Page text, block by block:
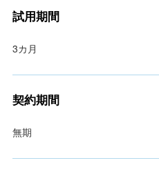
試用期間
3カ月
契約期間
無期